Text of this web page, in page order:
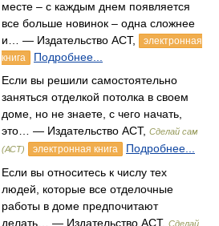
месте – с каждым днем появляется
все больше новинок – одна сложнее
и… — Издательство АСТ,
электронная
книга
Подробнее...
Если вы решили самостоятельно
заняться отделкой потолка в своем
доме, но не знаете, с чего начать,
это… — Издательство АСТ, Сделай сам
(АСТ)
электронная книга
Подробнее...
Если вы относитесь к числу тех
людей, которые все отделочные
работы в доме предпочитают
делать… — Издательство АСТ, Сделай